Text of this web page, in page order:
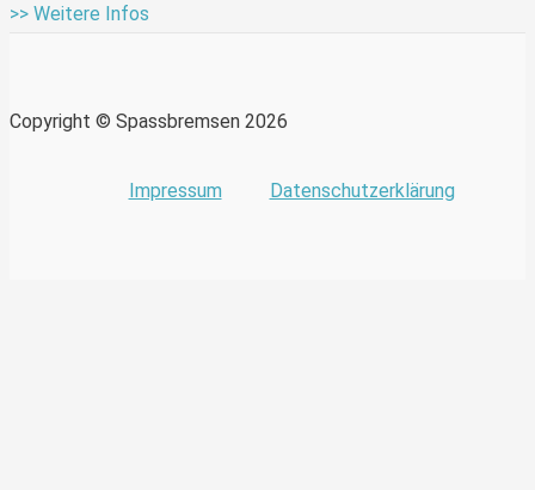
>> Weitere Infos
Copyright © Spassbremsen 2026
Impressum Datenschutzerklärung